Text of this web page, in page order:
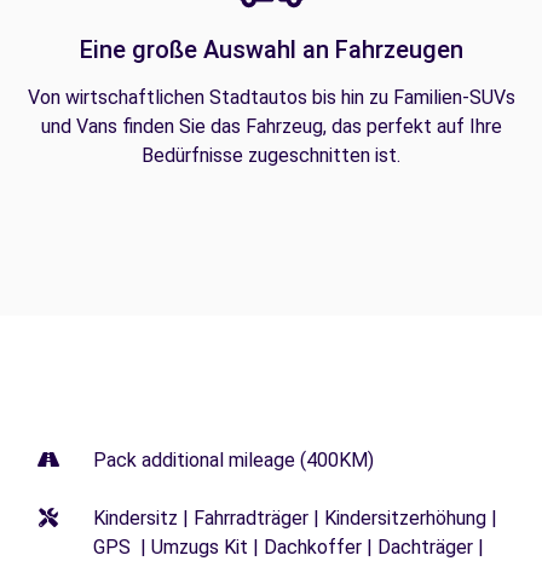
Eine große Auswahl an Fahrzeugen
Von wirtschaftlichen Stadtautos bis hin zu Familien-SUVs
und Vans finden Sie das Fahrzeug, das perfekt auf Ihre
Bedürfnisse zugeschnitten ist.
Pack additional mileage (400KM)
Kindersitz | Fahrradträger | Kindersitzerhöhung |
GPS | Umzugs Kit | Dachkoffer | Dachträger |